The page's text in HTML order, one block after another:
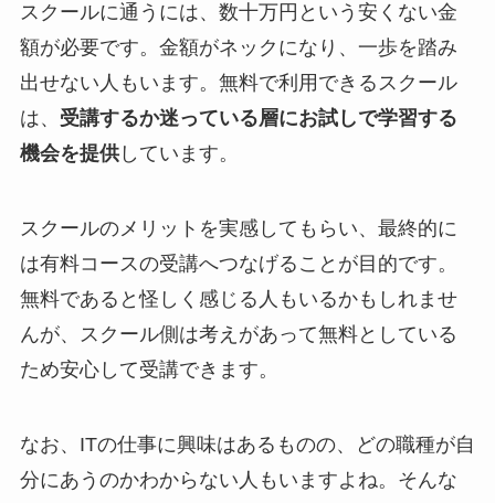
スクールに通うには、数十万円という安くない金
額が必要です。金額がネックになり、一歩を踏み
出せない人もいます。無料で利用できるスクール
は、 受講するか迷っている層にお試しで学習する
機会を提供しています。
スクールのメリットを実感してもらい、最終的に
は有料コースの受講へつなげることが目的です。
無料であると怪しく感じる人もいるかもしれませ
んが、スクール側は考えがあって無料としている
ため安心して受講できます。
なお、ITの仕事に興味はあるものの、どの職種が自
分にあうのかわからない人もいますよね。そんな